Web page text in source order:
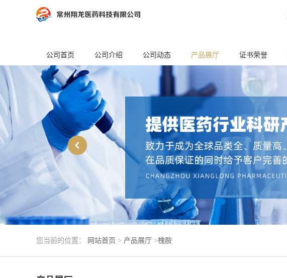
公司首页 公司介绍 公司动态 产品展厅 证书荣誉
您当前的位置： 网站首页 > 产品展厅 >槐胺